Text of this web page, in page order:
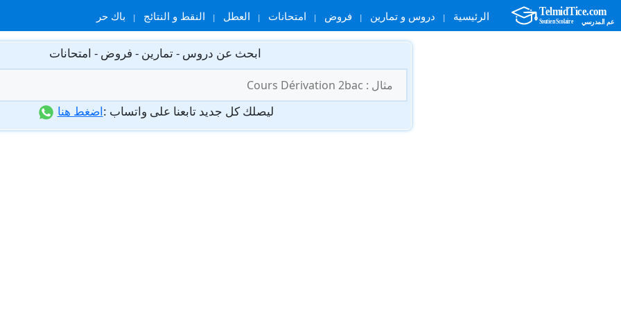
الرئيسية دروس و تمارين فروض امتحانات العطل النقط و النتائج باك حر
ابحث عن دروس - تمارين - فروض - امتحانات
عن:
ليصلك كل جديد تابعنا على واتساب :اضغط هنا